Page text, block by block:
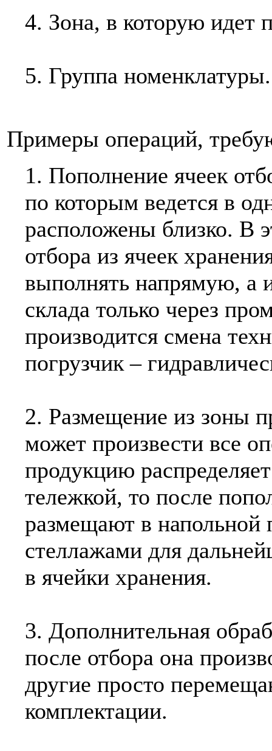
4. Зона, в которую идет
5. Группа номенклатуры.
Примеры операций,
1. Пополнение ячеек
по которым ведется в
расположены близко. В
отбора из ячеек
выполнять напрямую, а
склада только через
производится смена
погрузчик –
2. Размещение из зоны
может произвести все
продукцию
тележкой, то после
размещают в напольной
стеллажами для
в ячейки хранения.
3. Дополнительная
после отбора она
другие просто
комплектации.